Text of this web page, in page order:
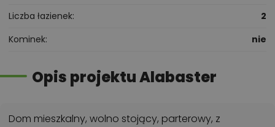
Liczba łazienek
2
Kominek
nie
Opis projektu Alabaster
Dom mieszkalny, wolno stojący, parterowy, z